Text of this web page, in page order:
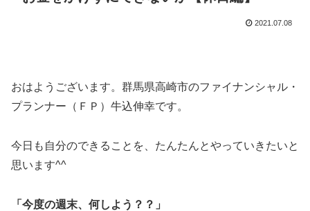
2021.07.08
おはようございます。群馬県高崎市のファイナンシャル・
プランナー（ＦＰ）牛込伸幸です。
今日も自分のできることを、たんたんとやっていきたいと
思います^^
「今度の週末、何しよう？？」